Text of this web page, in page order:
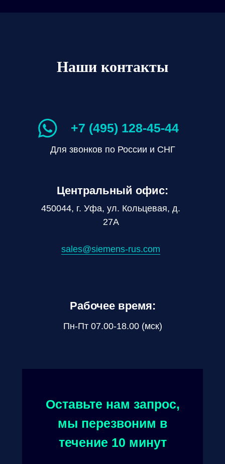
Наши контакты
Оставьте нам запрос,
мы перезвоним в
течение 10 минут
Для звонков по России и СНГ
+7 (495) 128-45-44
450044, г. Уфа, ул. Кольцевая, д.
27А
sales@siemens-rus.com
Центральный офис:
Пн-Пт 07.00-18.00 (мск)
Рабочее время: